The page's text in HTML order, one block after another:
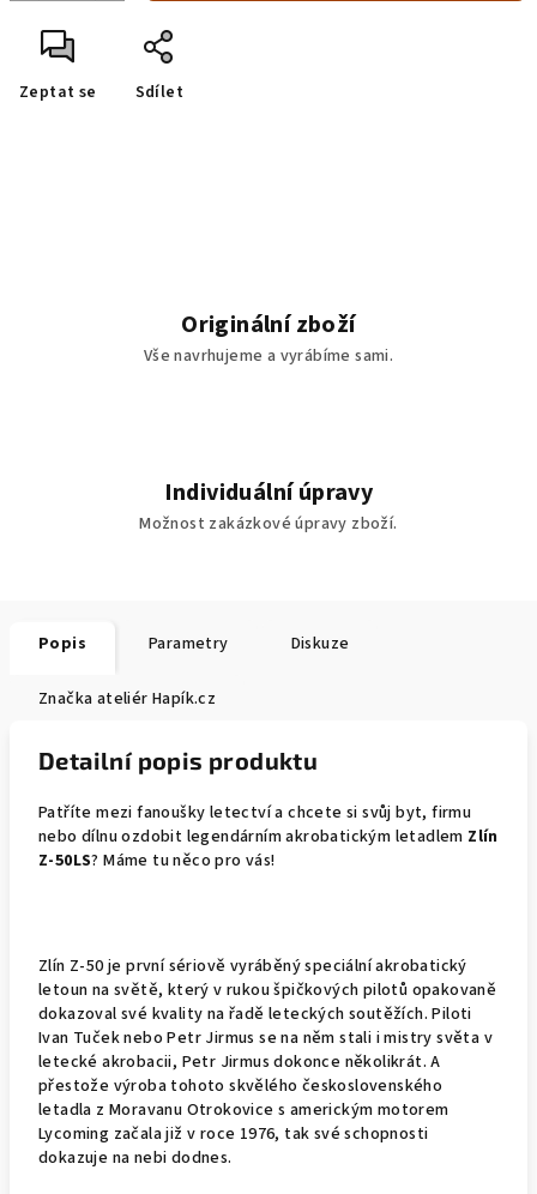
Zeptat se Sdílet
Originální zboží
Vše navrhujeme a vyrábíme sami.
Individuální úpravy
Možnost zakázkové úpravy zboží.
Popis Parametry Diskuze
Značka ateliér Hapík.cz
Detailní popis produktu
Patříte mezi fanoušky letectví a chcete si svůj byt, firmu
nebo dílnu ozdobit legendárním akrobatickým letadlem Zlín
Z-50LS? Máme tu něco pro vás!
Zlín Z-50 je první sériově vyráběný speciální akrobatický
letoun na světě, který v rukou špičkových pilotů opakovaně
dokazoval své kvality na řadě leteckých soutěžích. Piloti
Ivan Tuček nebo Petr Jirmus se na něm stali i mistry světa v
letecké akrobacii, Petr Jirmus dokonce několikrát. A
přestože výroba tohoto skvělého československého
letadla z Moravanu Otrokovice s americkým motorem
Lycoming začala již v roce 1976, tak své schopnosti
dokazuje na nebi dodnes.